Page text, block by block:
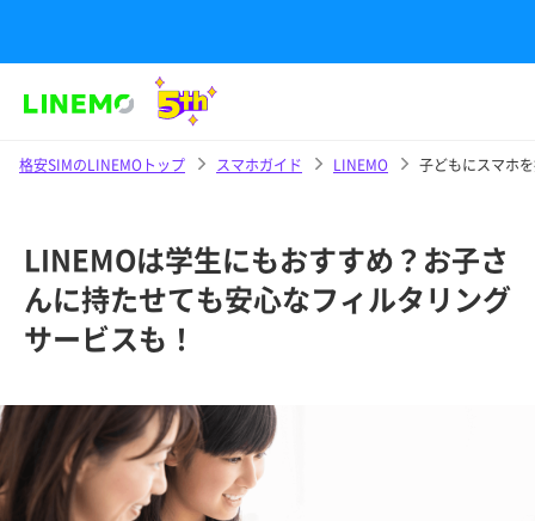
格安SIMのLINEMOトップ スマホガイド LINEMO 子どもにスマホ
LINEMOは学生にもおすすめ？お子さ
んに持たせても安心なフィルタリング
サービスも！